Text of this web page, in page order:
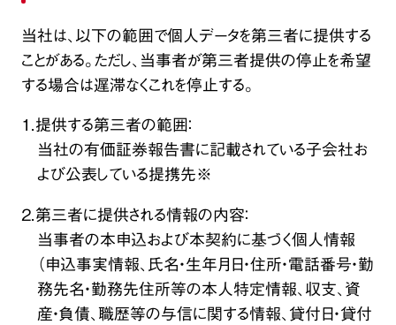
当社は、以下の範囲で個人データを第三者に提供する
ことがある。ただし、当事者が第三者提供の停止を希望
する場合は遅滞なくこれを停止する。
１．提供する第三者の範囲：
当社の有価証券報告書に記載されている子会社お
よび公表している提携先※
２．第三者に提供される情報の内容：
当事者の本申込および本契約に基づく個人情報
（申込事実情報、氏名・生年月日・住所・電話番号・勤
務先名・勤務先住所等の本人特定情報、収支、資
産・負債、職歴等の与信に関する情報、貸付日・貸付